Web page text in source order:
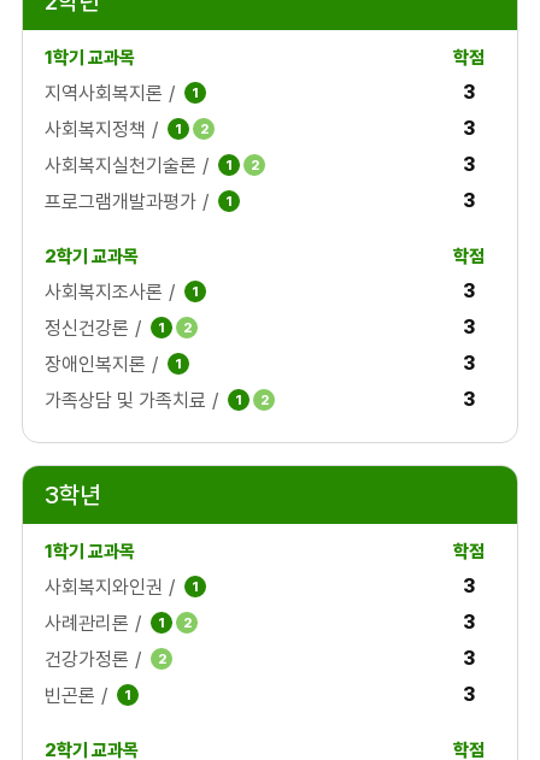
지역사회복지론 / 1
3
사회복지정책 / 1 2
3
사회복지실천기술론 / 1 2
3
프로그램개발과평가 / 1 3
사회복지조사론 / 1
3
정신건강론 / 1 2
3
장애인복지론 / 1
3
가족상담 및 가족치료 / 1 2 3
3학년
사회복지와인권 / 1
3
사례관리론 / 1 2
3
건강가정론 / 2
3
빈곤론 / 1 3